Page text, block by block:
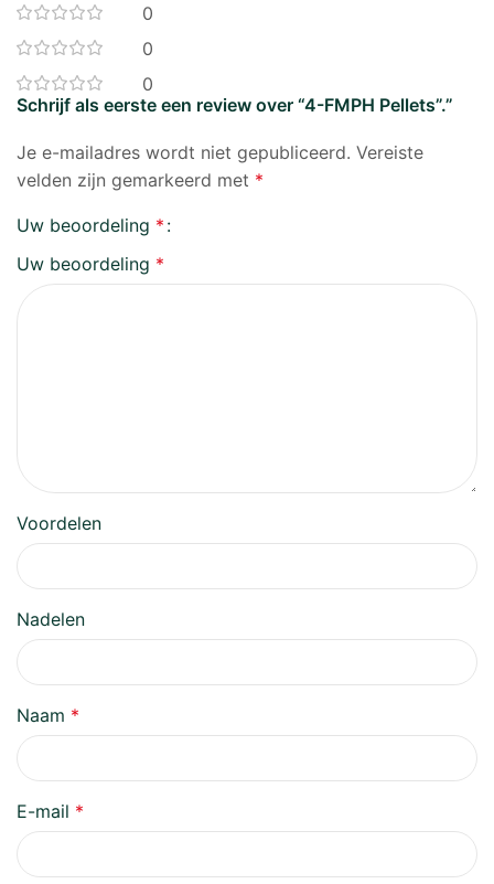
0
0
0
Schrijf als eerste een review over “4-FMPH Pellets”.”
Je e-mailadres wordt niet gepubliceerd. Vereiste
velden zijn gemarkeerd met *
Uw beoordeling *
Uw beoordeling *
Voordelen
Nadelen
Naam *
E-mail *